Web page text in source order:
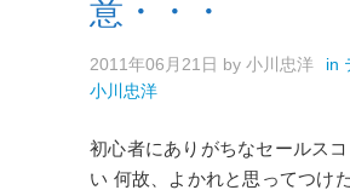
意・・・
2011年06月21日 by 小川忠洋 in
小川忠洋
初心者にありがちなセールス
い 何故、よかれと思ってつけ